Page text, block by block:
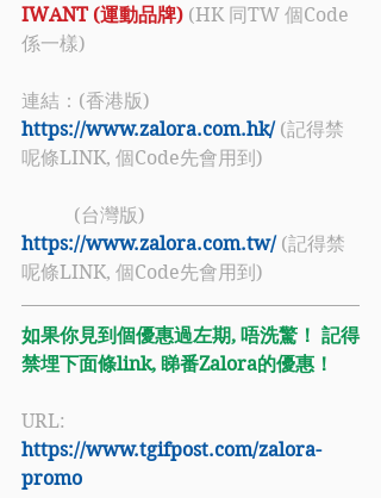
IWANT (運動品牌) (HK 同TW 個Code
係一樣)
連結：(香港版)
https://www.zalora.com.hk/ (記得禁
呢條LINK, 個Code先會用到)
           (台灣版)
https://www.zalora.com.tw/ (記得禁
呢條LINK, 個Code先會用到)
如果你見到個優惠過左期, 唔洗驚！ 記得
禁埋下面條link, 睇番Zalora的優惠！
URL:
https://www.tgifpost.com/zalora-
promo